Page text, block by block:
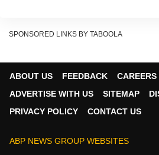
अमृता ने कहा, "इस अवसर के लिए
SPONSORED LINKS BY TABOOLA
ABOUT US FEEDBACK
CAREERS
ADVERTISE WITH US
SITEMAP
PRIVACY POLICY
CONTACT US
ABP NEWS GROUP WEBSITES